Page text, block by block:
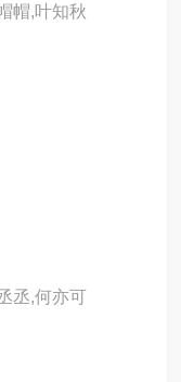
帽,叶知秋
丞,何亦可